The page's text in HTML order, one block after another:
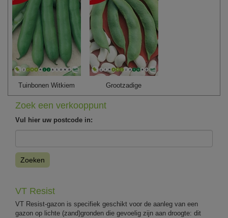
Tuinbonen Witkiem Grootzadige
Zoek een verkooppunt
Vul hier uw postcode in:
Zoeken
VT Resist
VT Resist-gazon is specifiek geschikt voor de aanleg van een
gazon op lichte (zand)gronden die gevoelig zijn aan droogte: dit